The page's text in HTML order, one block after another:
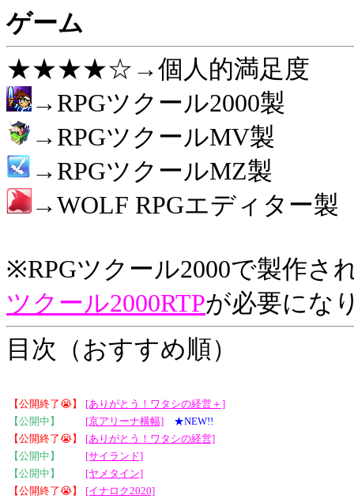
ゲーム
★★★★☆→個人的満足度
→RPGツクール2000製
→RPGツクールMV製
→RPGツクールMZ製
→WOLF RPGエディター製
※RPGツクール2000で製作さ
ツクール2000RTPが必要にな
目次（おすすめ順）
【公開終了😭】
[ありがとう！ワタシの経営＋]
【公開中】
[京アリーナ横幅]
★NEW!!
【公開終了😭】
[ありがとう！ワタシの経営]
【公開中】
[サイランド]
【公開中】
[ヤメタイン]
【公開終了😭】
[イナロク2020]